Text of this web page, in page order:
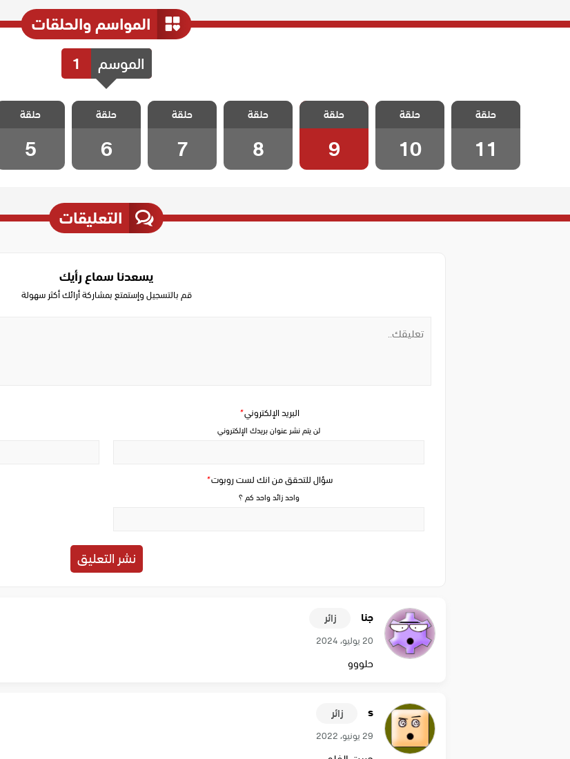
المواسم والحلقات
الموسم 1
مسلسل اسمه
والاخيرة
حلقة
11
مسلسل اسمه
حب الحلقة 10
حلقة
10
مسلسل اسمه
حب الحلقة 9
حلقة
9
مسلسل اسمه
حب الحلقة 8
حلقة
8
مسلسل اسمه
حب الحلقة 7
حلقة
7
مسلسل اسمه
حب الحلقة 6
حلقة
6
مسلسل اسمه
حب الحلقة 5
حلقة
5
التعليقات
يسعدنا سماع رأيك
قم بالتسجيل وإستمتع بمشاركة أرائك أكثر سهولة
سؤال للتحقق من انك لست روبوت*
واحد زائد واحد كم ؟
البريد الإلكتروني*
لن يتم نشر عنوان بريدك الإلكتروني
جنا زائر
20 يوليو، 2024
حلووو
s زائر
29 يونيو، 2022